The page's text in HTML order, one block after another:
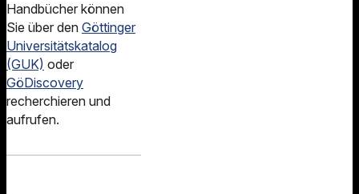
Handbücher können
Sie über den Göttinger
Universitätskatalog
(GUK) oder
GöDiscovery
recherchieren und
aufrufen.